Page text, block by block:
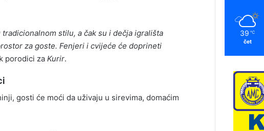
stilu, a čak su i dečja igrališta
za goste. Fenjeri i cvijeće će doprineti
porodici za Kurir.
gosti će moći da uživaju u sirevima, domaćim
39 ℃
čet